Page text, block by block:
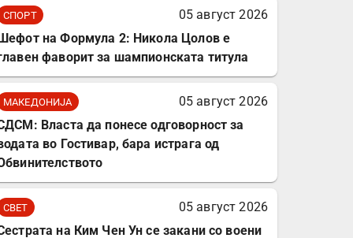
СПОРТ
05 август 2026
на Формула 2: Никола Цолов е
фаворит за шампионската титула
МАКЕДОНИЈА
05 август 2026
Власта да понесе одговорност за
во Гостивар, бара истрага од
СВЕТ
05 август 2026
на Ким Чен Ун се закани со воени